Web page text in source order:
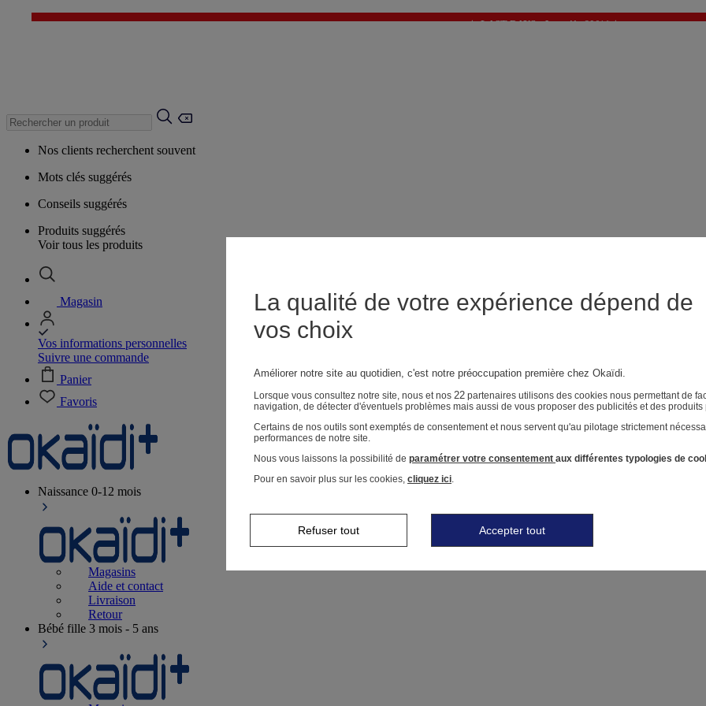
✨ LAST DAYS : Jusqu'à -60%* ✨
Nos clients recherchent souvent
Mots clés suggérés
Conseils suggérés
Produits suggérés
Voir tous les produits
Magasin
Vos informations personnelles
Suivre une commande
Panier
Favoris
Naissance 0-12 mois
Magasins
Aide et contact
Livraison
Retour
Bébé fille 3 mois - 5 ans
La qualité de votre expérience dépend de
vos choix
Améliorer notre site au quotidien, c'est notre préoccupation première chez Okaïdi.
Lorsque vous consultez notre site, nous et nos 22 partenaires utilisons des cookies nous permettant de
navigation, de détecter d'éventuels problèmes mais aussi de vous proposer des publicités et des
Certains de nos outils sont exemptés de consentement et nous servent qu'au pilotage strictement
performances de notre site.
Nous vous laissons la possibilité de paramétrer votre consentement aux différentes typologies de
Pour en savoir plus sur les cookies, cliquez ici.
Refuser tout Accepter tout